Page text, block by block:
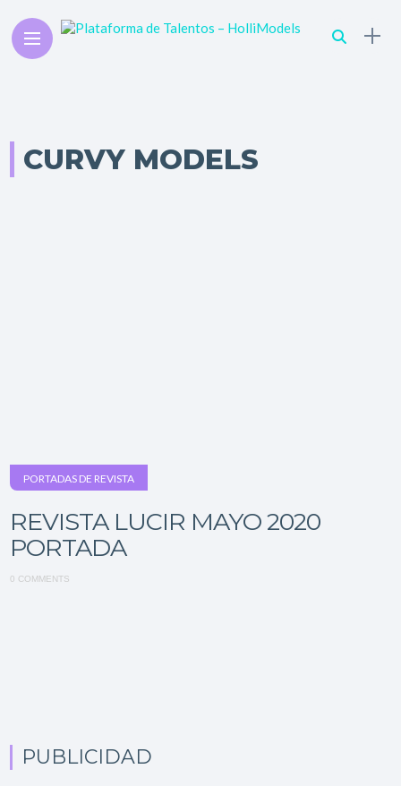
CURVY MODELS
PORTADAS DE REVISTA
REVISTA LUCIR MAYO 2020
PORTADA
0 COMMENTS
PUBLICIDAD